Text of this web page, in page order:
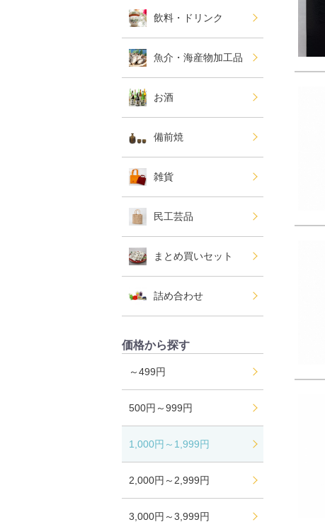
飲料・ドリンク
魚介・海産物加工品
お酒
備前焼
雑貨
民工芸品
まとめ買いセット
詰め合わせ
価格から探す
～499円
500円～999円
1,000円～1,999円
2,000円～2,999円
3,000円～3,999円